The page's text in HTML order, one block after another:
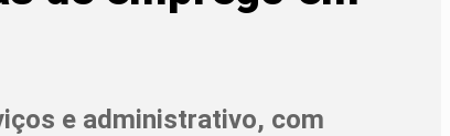
e administrativo, com